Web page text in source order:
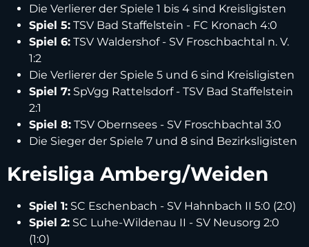
Die Verlierer der Spiele 1 bis 4 sind Kreisligisten
Spiel 5: TSV Bad Staffelstein - FC Kronach 4:0
Spiel 6: TSV Waldershof - SV Froschbachtal n. V.
1:2
Die Verlierer der Spiele 5 und 6 sind Kreisligisten
Spiel 7: SpVgg Rattelsdorf - TSV Bad Staffelstein
2:1
Spiel 8: TSV Obernsees - SV Froschbachtal 3:0
Die Sieger der Spiele 7 und 8 sind Bezirksligisten
Kreisliga Amberg/Weiden
Spiel 1: SC Eschenbach - SV Hahnbach II 5:0 (2:0)
Spiel 2: SC Luhe-Wildenau II - SV Neusorg 2:0
(1:0)